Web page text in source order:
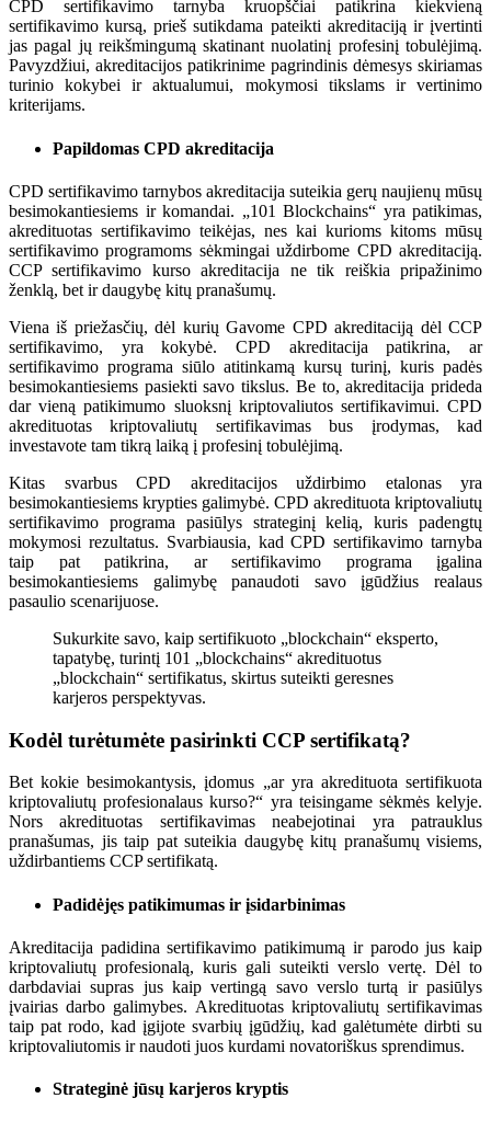
CPD sertifikavimo tarnyba kruopščiai patikrina kiekvieną
sertifikavimo kursą, prieš sutikdama pateikti akreditaciją ir įvertinti
jas pagal jų reikšmingumą skatinant nuolatinį profesinį tobulėjimą.
Pavyzdžiui, akreditacijos patikrinime pagrindinis dėmesys skiriamas
turinio kokybei ir aktualumui, mokymosi tikslams ir vertinimo
kriterijams.
Papildomas CPD akreditacija
CPD sertifikavimo tarnybos akreditacija suteikia gerų naujienų mūsų
besimokantiesiems ir komandai. „101 Blockchains“ yra patikimas,
akredituotas sertifikavimo teikėjas, nes kai kurioms kitoms mūsų
sertifikavimo programoms sėkmingai uždirbome CPD akreditaciją.
CCP sertifikavimo kurso akreditacija ne tik reiškia pripažinimo
ženklą, bet ir daugybę kitų pranašumų.
Viena iš priežasčių, dėl kurių Gavome CPD akreditaciją dėl CCP
sertifikavimo, yra kokybė. CPD akreditacija patikrina, ar
sertifikavimo programa siūlo atitinkamą kursų turinį, kuris padės
besimokantiesiems pasiekti savo tikslus. Be to, akreditacija prideda
dar vieną patikimumo sluoksnį kriptovaliutos sertifikavimui. CPD
akredituotas kriptovaliutų sertifikavimas bus įrodymas, kad
investavote tam tikrą laiką į profesinį tobulėjimą.
Kitas svarbus CPD akreditacijos uždirbimo etalonas yra
besimokantiesiems krypties galimybė. CPD akredituota kriptovaliutų
sertifikavimo programa pasiūlys strateginį kelią, kuris padengtų
mokymosi rezultatus. Svarbiausia, kad CPD sertifikavimo tarnyba
taip pat patikrina, ar sertifikavimo programa įgalina
besimokantiesiems galimybę panaudoti savo įgūdžius realaus
pasaulio scenarijuose.
Sukurkite savo, kaip sertifikuoto „blockchain“ eksperto,
tapatybę, turintį 101 „blockchains“ akredituotus
„blockchain“ sertifikatus, skirtus suteikti geresnes
karjeros perspektyvas.
Kodėl turėtumėte pasirinkti CCP sertifikatą?
Bet kokie besimokantysis, įdomus „ar yra akredituota sertifikuota
kriptovaliutų profesionalaus kurso?“ yra teisingame sėkmės kelyje.
Nors akredituotas sertifikavimas neabejotinai yra patrauklus
pranašumas, jis taip pat suteikia daugybę kitų pranašumų visiems,
uždirbantiems CCP sertifikatą.
Padidėjęs patikimumas ir įsidarbinimas
Akreditacija padidina sertifikavimo patikimumą ir parodo jus kaip
kriptovaliutų profesionalą, kuris gali suteikti verslo vertę. Dėl to
darbdaviai supras jus kaip vertingą savo verslo turtą ir pasiūlys
įvairias darbo galimybes. Akredituotas kriptovaliutų sertifikavimas
taip pat rodo, kad įgijote svarbių įgūdžių, kad galėtumėte dirbti su
kriptovaliutomis ir naudoti juos kurdami novatoriškus sprendimus.
Strateginė jūsų karjeros kryptis